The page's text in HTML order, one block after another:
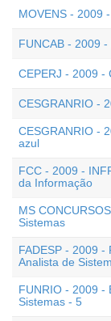
MOVENS - 2009
FUNCAB - 2009
CEPERJ - 2009 -
CESGRANRIO -
CESGRANRIO -
azul
FCC - 2009 -
da Informação
MS
Sistemas
FADESP - 2009 -
Analista de
FUNRIO - 2009 -
Sistemas - 5